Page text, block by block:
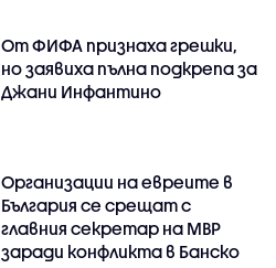
От ФИФА признаха грешки,
но заявиха пълна подкрепа за
Джани Инфантино
Организации на евреите в
България се срещат с
главния секретар на МВР
заради конфликта в Банско